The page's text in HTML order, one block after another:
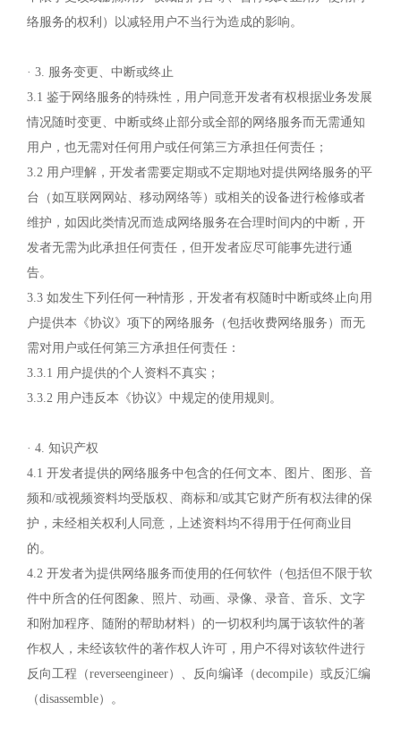
络服务的权利）以减轻用户不当行为造成的影响。
· 3. 服务变更、中断或终止
3.1 鉴于网络服务的特殊性，用户同意开发者有权根据业务发展
情况随时变更、中断或终止部分或全部的网络服务而无需通知
用户，也无需对任何用户或任何第三方承担任何责任；
3.2 用户理解，开发者需要定期或不定期地对提供网络服务的平
台（如互联网网站、移动网络等）或相关的设备进行检修或者
维护，如因此类情况而造成网络服务在合理时间内的中断，开
发者无需为此承担任何责任，但开发者应尽可能事先进行通
告。
3.3 如发生下列任何一种情形，开发者有权随时中断或终止向用
户提供本《协议》项下的网络服务（包括收费网络服务）而无
需对用户或任何第三方承担任何责任：
3.3.1 用户提供的个人资料不真实；
3.3.2 用户违反本《协议》中规定的使用规则。
· 4. 知识产权
4.1 开发者提供的网络服务中包含的任何文本、图片、图形、音
频和/或视频资料均受版权、商标和/或其它财产所有权法律的保
护，未经相关权利人同意，上述资料均不得用于任何商业目
的。
4.2 开发者为提供网络服务而使用的任何软件（包括但不限于软
件中所含的任何图象、照片、动画、录像、录音、音乐、文字
和附加程序、随附的帮助材料）的一切权利均属于该软件的著
作权人，未经该软件的著作权人许可，用户不得对该软件进行
反向工程（reverseengineer）、反向编译（decompile）或反汇编
（disassemble）。